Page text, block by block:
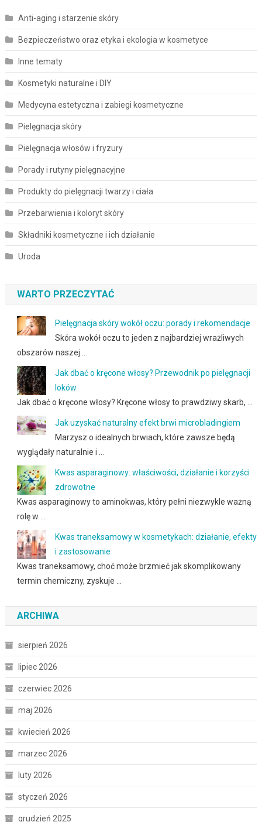
Anti-aging i starzenie skóry
Bezpieczeństwo oraz etyka i ekologia w kosmetyce
Inne tematy
Kosmetyki naturalne i DIY
Medycyna estetyczna i zabiegi kosmetyczne
Pielęgnacja skóry
Pielęgnacja włosów i fryzury
Porady i rutyny pielęgnacyjne
Produkty do pielęgnacji twarzy i ciała
Przebarwienia i koloryt skóry
Składniki kosmetyczne i ich działanie
Uroda
WARTO PRZECZYTAĆ
Pielęgnacja skóry wokół oczu: porady i rekomendacje
Skóra wokół oczu to jeden z najbardziej wrażliwych
obszarów naszej …
Jak dbać o kręcone włosy? Przewodnik po pielęgnacji
loków
Jak dbać o kręcone włosy? Kręcone włosy to prawdziwy skarb, …
Jak uzyskać naturalny efekt brwi microbladingiem
Marzysz o idealnych brwiach, które zawsze będą
wyglądały naturalnie i …
Kwas asparaginowy: właściwości, działanie i korzyści
zdrowotne
Kwas asparaginowy to aminokwas, który pełni niezwykle ważną
rolę w …
Kwas traneksamowy w kosmetykach: działanie, efekty
i zastosowanie
Kwas traneksamowy, choć może brzmieć jak skomplikowany
termin chemiczny, zyskuje …
ARCHIWA
sierpień 2026
lipiec 2026
czerwiec 2026
maj 2026
kwiecień 2026
marzec 2026
luty 2026
styczeń 2026
grudzień 2025